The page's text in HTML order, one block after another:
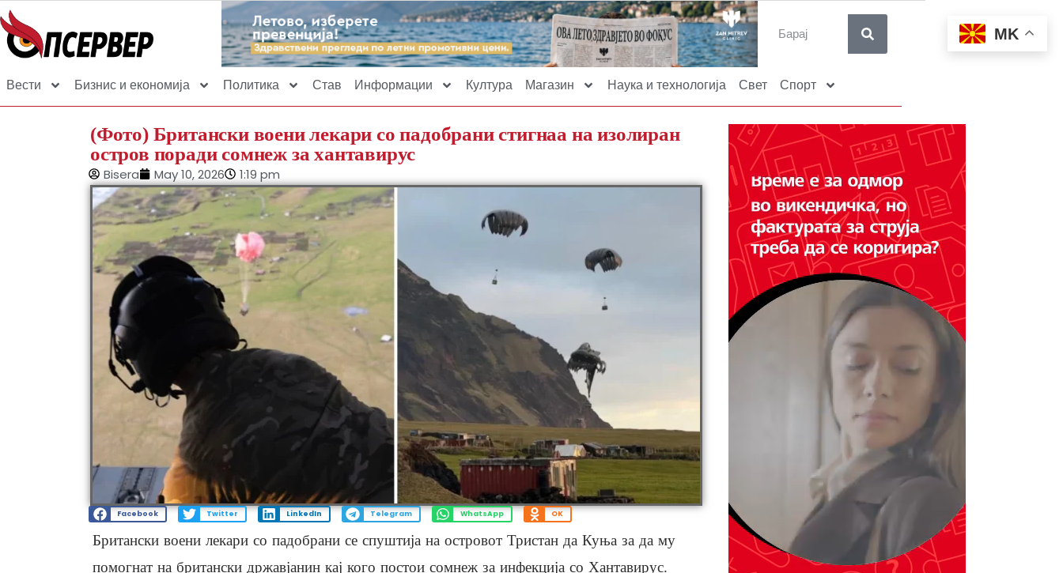
Вести Бизнис и економија Политика Став Информации Култура Магазин Наука и технологија Свет Спорт
(Фото) Британски воени лекари со падобрани стигнаа на изолиран
остров поради сомнеж за хантавирус
Bisera May 10, 2026 1:19 pm
Facebook Twitter LinkedIn Telegram WhatsApp OK
Британски воени лекари со падобрани се спуштија на островот Тристан да Куња за да му
помогнат на британски државјанин кај кого постои сомнеж за инфекција со Хантавирус.
MK